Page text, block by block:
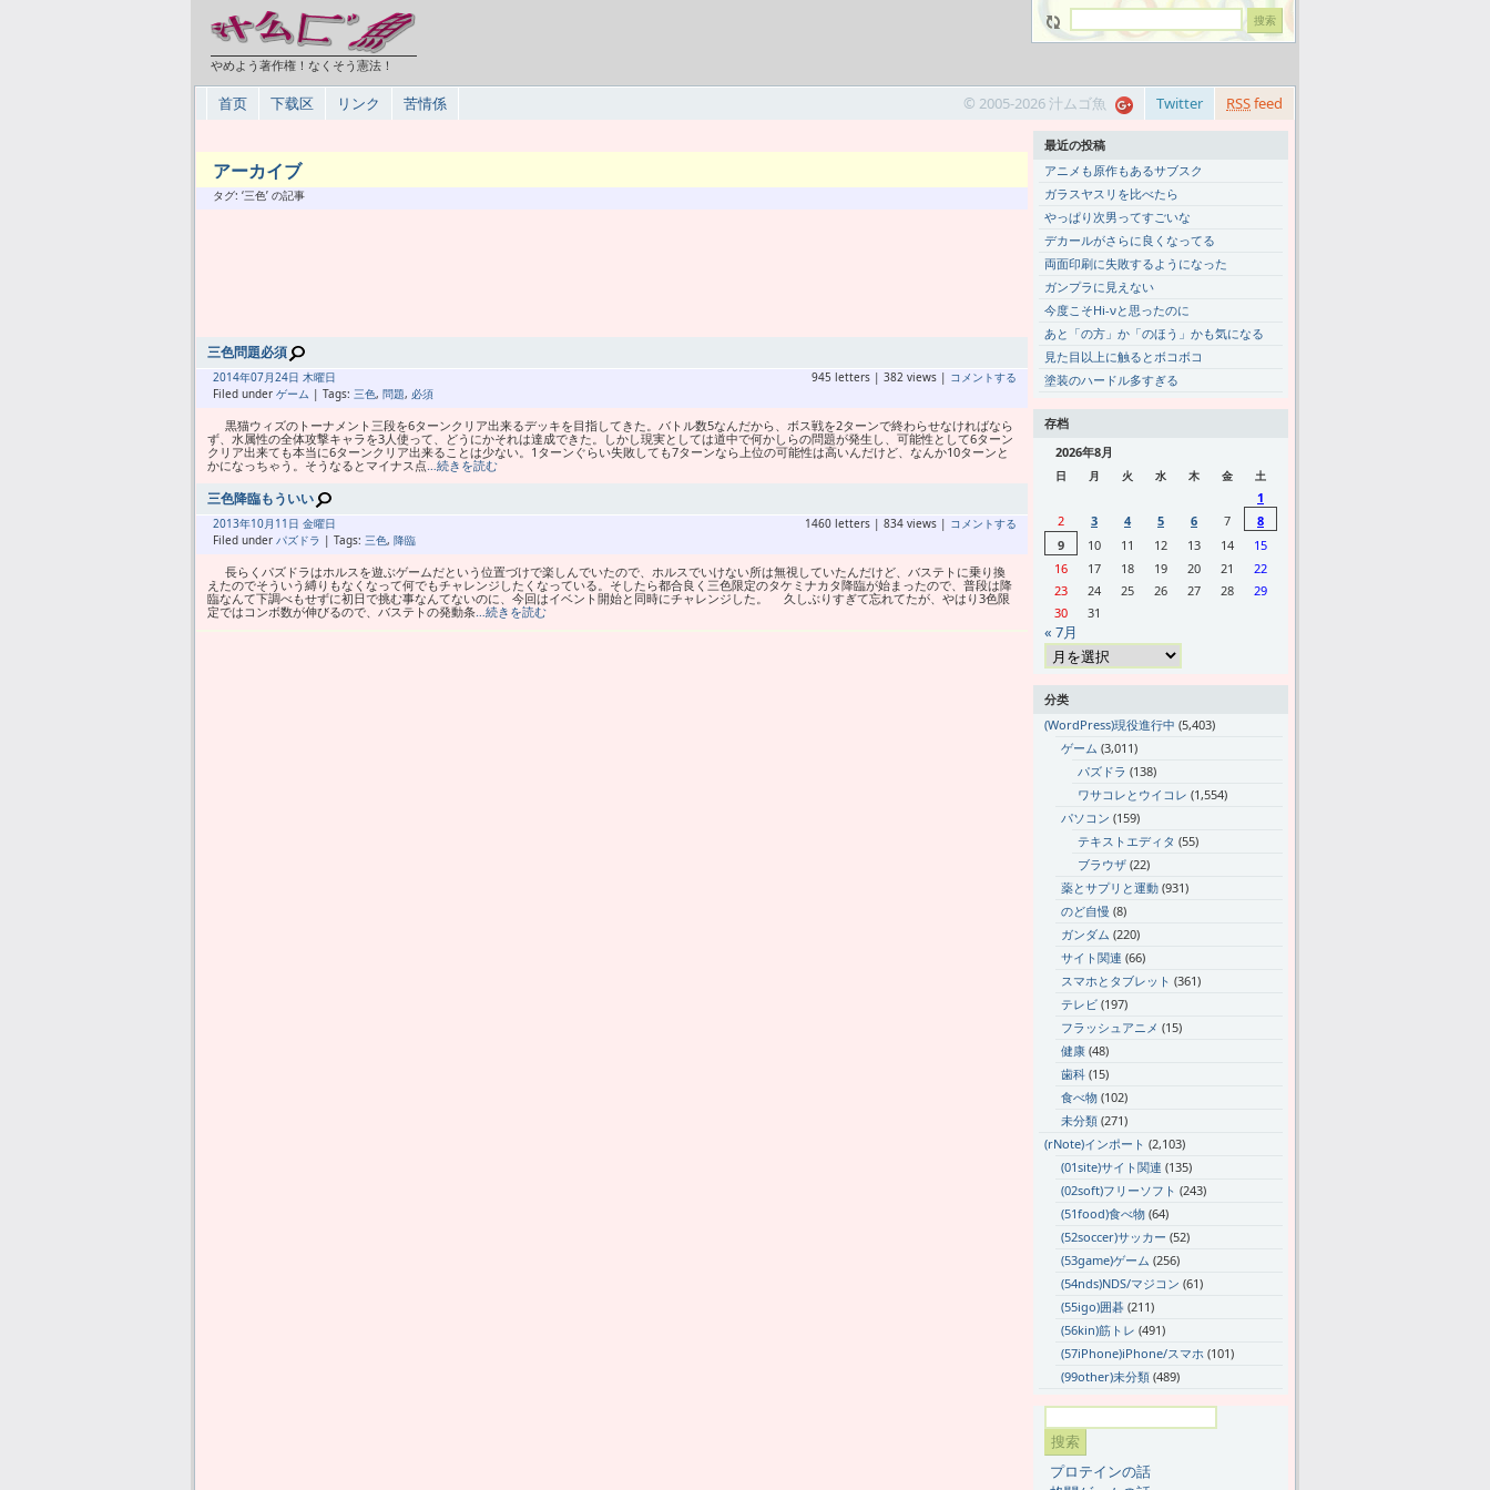
やめよう著作権！なくそう憲法！
首页 下载区 リンク 苦情係 RSSfeed
Twitter
© 2005-2026 汁ムゴ魚
アーカイブ
タグ: ‘三色’ の記事
三色問題必須
2014年07月24日 木曜日
Filed under ゲーム | Tags: 三色, 問題, 必須
945 letters | 382 views | コメントする
黒猫ウィズのトーナメント三段を6ターンクリア出来るデッキを目指してきた。バトル数5なんだから、ボス戦を2ターンで終わらせなければなら
ず、水属性の全体攻撃キャラを3人使って、どうにかそれは達成できた。しかし現実としては道中で何かしらの問題が発生し、可能性として6ターン
クリア出来ても本当に6ターンクリア出来ることは少ない。1ターンぐらい失敗しても7ターンなら上位の可能性は高いんだけど、なんか10ターンと
かになっちゃう。そうなるとマイナス点…続きを読む
三色降臨もういい
2013年10月 11日 金曜日
Filed under パズドラ | Tags: 三色, 降臨
1460 letters | 834 views | コメントする
長らくパズドラはホルスを遊ぶゲームだという位置づけで楽しんでいたので、ホルスでいけない所は無視していたんだけど、バステトに乗り換
えたのでそういう縛りもなくなって何でもチャレンジしたくなっている。そしたら都合良く三色限定のタケミナカタ降臨が始まったので、普段は降
臨なんて下調べもせずに初日で挑む事なんてないのに、今回はイベント開始と同時にチャレンジした。 久しぶりすぎて忘れてたが、やはり3色限
定ではコンボ数が伸びるので、バステトの発動条…続きを読む
最近の投稿
アニメも原作もあるサブスク
ガラスヤスリを比べたら
やっぱり次男ってすごいな
デカールがさらに良くなってる
両面印刷に失敗するようになった
ガンプラに見えない
今度こそHi-νと思ったのに
あと「の方」か「のほう」かも気になる
見た目以上に触るとボコボコ
塗装のハードル多すぎる
存档
2026年8月
日 月 火 水 木 金 土
1
2
3 4 5 6 7
8
9
10 11 12 13 14
15
16
17 18 19 20 21
22
23
24 25 26 27 28
29
30
31
« 7月
分类
(WordPress)現役進行中 (5,403)
ゲーム (3,011)
パズドラ (138)
ワサコレとウイコレ (1,554)
パソコン (159)
テキストエディタ (55)
ブラウザ (22)
薬とサプリと運動 (931)
のど自慢 (8)
ガンダム (220)
サイト関連 (66)
スマホとタブレット (361)
テレビ (197)
フラッシュアニメ (15)
健康 (48)
歯科 (15)
食べ物 (102)
未分類 (271)
(rNote)インポート (2,103)
(01site)サイト関連 (135)
(02soft)フリーソフト (243)
(51food)食べ物 (64)
(52soccer)サッカー (52)
(53game)ゲーム (256)
(54nds)NDS/マジコン (61)
(55igo)囲碁 (211)
(56kin)筋トレ (491)
(57iPhone)iPhone/スマホ (101)
(99other)未分類 (489)
プロテインの話